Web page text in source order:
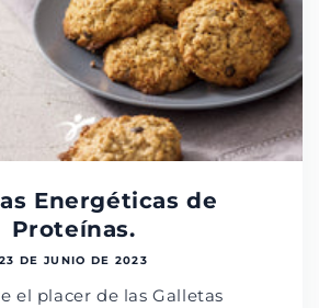
Energéticas de
Proteínas.
23 DE JUNIO DE 2023
el placer de las Galletas